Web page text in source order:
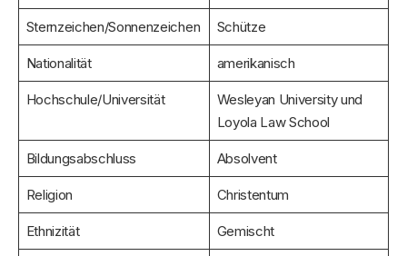
Sternzeichen/Sonnenzeichen Schütze
Nationalität amerikanisch
Hochschule/Universität
Wesleyan University und
Loyola Law School
Bildungsabschluss Absolvent
Religion Christentum
Ethnizität Gemischt